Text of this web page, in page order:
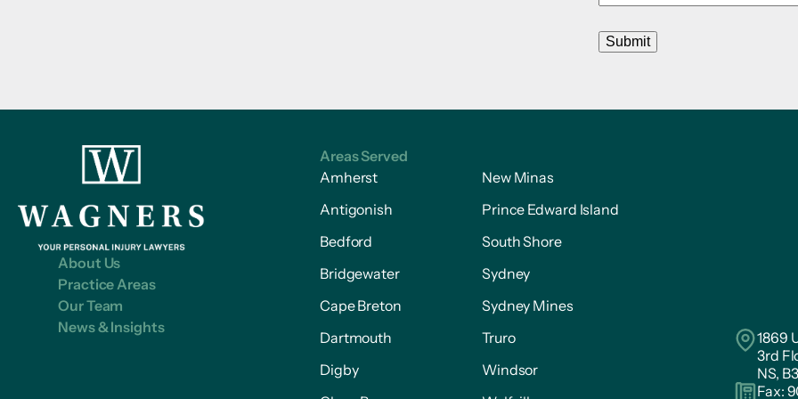
Submit
About Us
Practice Areas
Our Team
News & Insights
Areas Served
Amherst
Antigonish
Bedford
Bridgewater
Cape Breton
Dartmouth
Digby
New Minas
Prince Edward Island
South Shore
Sydney
Sydney Mines
Truro
Windsor
1869
3rd
NS,
Fax: